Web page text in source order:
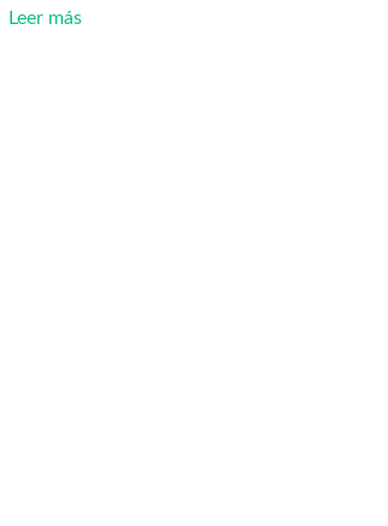
Leer más